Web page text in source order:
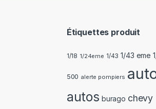
Étiquettes produit
1/18 1/24eme 1/43 1/43 eme
500 alerte pompiers
autos burago chevy